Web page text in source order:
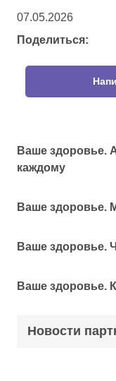
07.05.2026
Поделиться:
Ваше здоровье.
каждому
Ваше здоровье.
Ваше здоровье.
Ваше здоровье.
Новости